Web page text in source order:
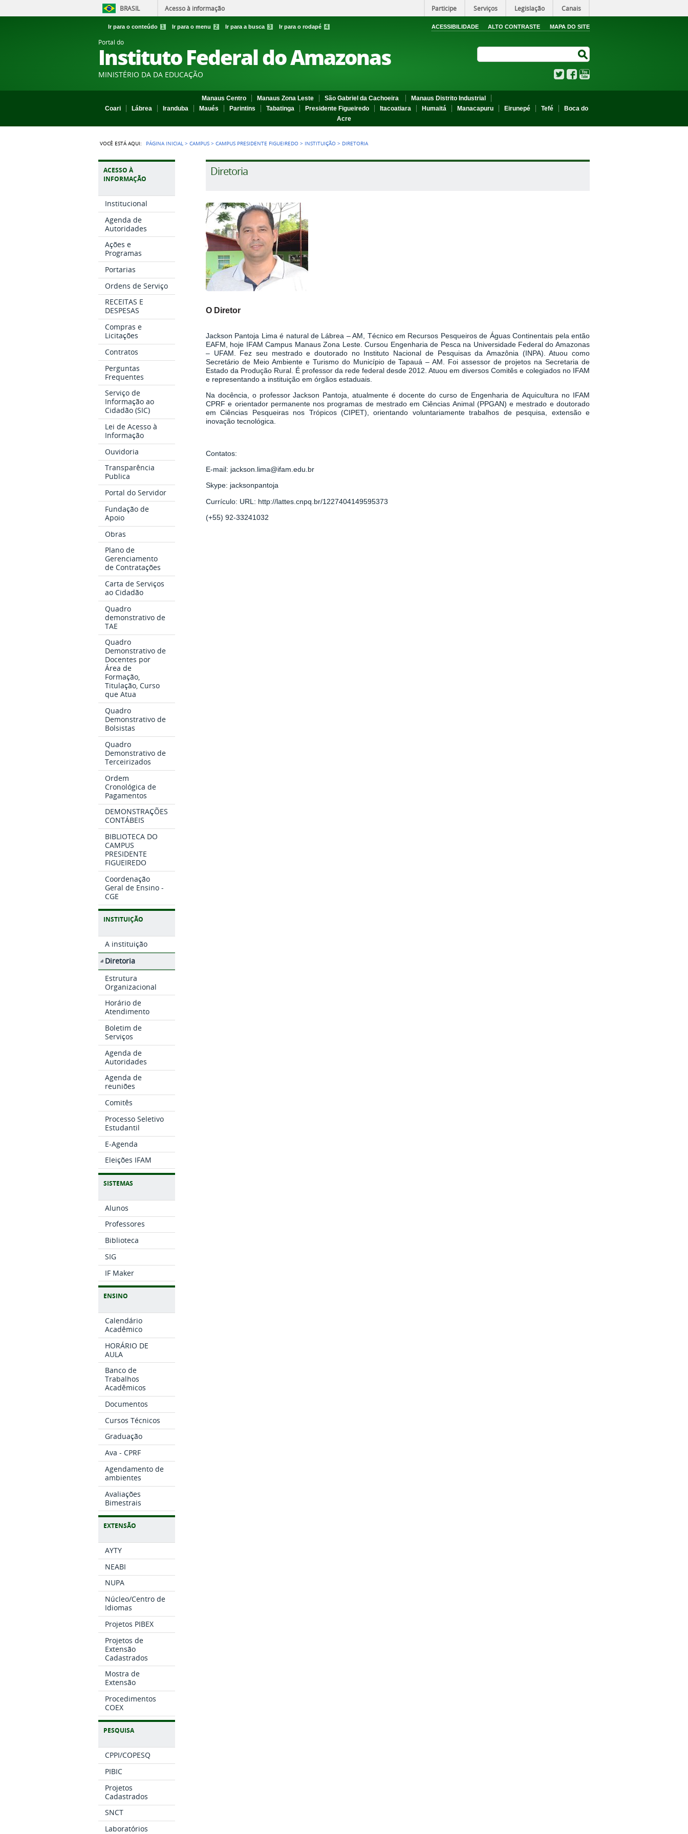
BRASIL Acesso à informação Participe Serviços Legislação Canais
Ir para o conteúdo 1 Ir para o menu 2 Ir para a busca 3 Ir para o rodapé 4 ACESSIBILIDADE ALTO CONTRASTE MAPA DO SITE
Portal do
Instituto Federal do Amazonas
MINISTÉRIO DA DA EDUCAÇÃO TwitterFacebook
Manaus Centro Manaus Zona Leste São Gabriel da Cachoeira
Manaus Distrito Industrial
Coari
Lábrea Iranduba Maués Parintins Tabatinga Presidente Figueiredo Itacoatiara Humaitá Manacapuru Eirunepé Tefé
Boca do
Acre
VOCÊ ESTÁ AQUI: PÁGINA INICIAL >CAMPUS >CAMPUS PRESIDENTE FIGUEIREDO > INSTITUIÇÃO > DIRETORIA
ACESSO À
INFORMAÇÃO
Institucional
Agenda de
Autoridades
Ações e
Programas
Portarias
Ordens de Serviço
RECEITAS E
DESPESAS
Compras e
Licitações
Contratos
Perguntas
Frequentes
Serviço de
Informação ao
Cidadão (SIC)
Lei de Acesso à
Informação
Ouvidoria
Transparência
Publica
Portal do Servidor
Fundação de
Apoio
Obras
Plano de
Gerenciamento
de Contratações
Carta de Serviços
ao Cidadão
Quadro
demonstrativo de
TAE
Quadro
Demonstrativo de
Docentes por
Área de
Formação,
Titulação, Curso
que Atua
Quadro
Demonstrativo de
Bolsistas
Quadro
Demonstrativo de
Terceirizados
Ordem
Cronológica de
Pagamentos
DEMONSTRAÇÕES
CONTÁBEIS
BIBLIOTECA DO
CAMPUS
PRESIDENTE
FIGUEIREDO
Coordenação
Geral de Ensino -
CGE
INSTITUIÇÃO
A instituição
Diretoria
Estrutura
Organizacional
Horário de
Atendimento
Boletim de
Serviços
Agenda de
Autoridades
Agenda de
reuniões
Comitês
Processo Seletivo
Estudantil
E-Agenda
Eleições IFAM
SISTEMAS
Alunos
Professores
Biblioteca
SIG
IF Maker
ENSINO
Calendário
Acadêmico
HORÁRIO DE
AULA
Banco de
Trabalhos
Acadêmicos
Documentos
Cursos Técnicos
Graduação
Ava - CPRF
Agendamento de
ambientes
Avaliações
Bimestrais
EXTENSÃO
AYTY
NEABI
NUPA
Núcleo/Centro de
Idiomas
Projetos PIBEX
Projetos de
Extensão
Cadastrados
Mostra de
Extensão
Procedimentos
COEX
PESQUISA
CPPI/COPESQ
PIBIC
Projetos
Cadastrados
SNCT
Laboratórios
Diretoria
O Diretor
Jackson Pantoja Lima é natural de Lábrea – AM, Técnico em Recursos Pesqueiros de Águas Continentais pela então
EAFM, hoje IFAM Campus Manaus Zona Leste. Cursou Engenharia de Pesca na Universidade Federal do Amazonas
– UFAM. Fez seu mestrado e doutorado no Instituto Nacional de Pesquisas da Amazônia (INPA). Atuou como
Secretário de Meio Ambiente e Turismo do Município de Tapauá – AM. Foi assessor de projetos na Secretaria de
Estado da Produção Rural. É professor da rede federal desde 2012. Atuou em diversos Comitês e colegiados no IFAM
e representando a instituição em órgãos estaduais.
Na docência, o professor Jackson Pantoja, atualmente é docente do curso de Engenharia de Aquicultura no IFAM
CPRF e orientador permanente nos programas de mestrado em Ciências Animal (PPGAN) e mestrado e doutorado
em Ciências Pesqueiras nos Trópicos (CIPET), orientando voluntariamente trabalhos de pesquisa, extensão e
inovação tecnológica.
Contatos:
E-mail: jackson.lima@ifam.edu.br
Skype: jacksonpantoja
Currículo: URL: http://lattes.cnpq.br/1227404149595373
(+55) 92-33241032